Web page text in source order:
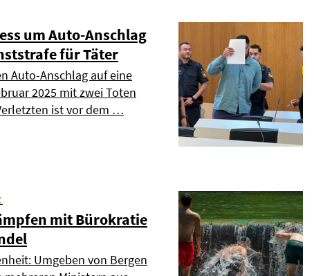
um Auto-Anschlag
für Täter
Auto-Anschlag auf eine
2025 mit zwei Toten
ist vor dem …
mit Bürokratie
Umgeben von Bergen